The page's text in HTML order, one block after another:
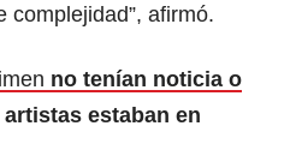
complejidad”, afirmó.
no tenían noticia o
estaban en